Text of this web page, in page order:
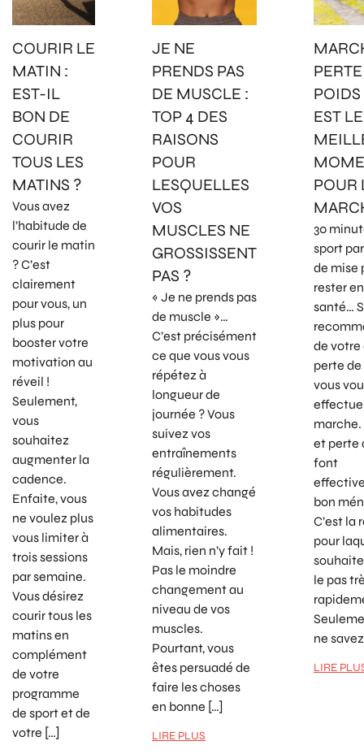
COURIR LE
MATIN :
EST-IL
BON DE
COURIR
TOUS LES
MATINS ?
Vous avez
l’habitude de
courir le matin
? C’est
clairement
pour vous, un
plus pour
booster votre
motivation au
réveil !
Seulement,
vous
souhaitez
augmenter la
cadence.
Enfaite, vous
ne voulez plus
vous limiter à
trois sessions
par semaine.
Vous désirez
courir tous les
matins en
complément
de votre
programme
de sport et de
votre […]
JE NE
PRENDS PAS
DE MUSCLE :
TOP 4 DES
RAISONS
POUR
LESQUELLES
VOS
MUSCLES NE
GROSSISSENT
PAS ?
« Je ne prends pas
de muscle »…
C’est précisément
ce que vous vous
répétez à
longueur de
journée ? Vous
suivez vos
entraînements
régulièrement.
Vous avez changé
vos habitudes
alimentaires.
Mais, rien n’y fait !
Pas le moindre
changement au
niveau de vos
muscles.
Pourtant, vous
êtes persuadé de
faire les choses
en bonne […]
LIRE PLUS
EST LE
POUR
30
sport
de mise
rester
santé…
de
perte de
vous
et perte
font
bon
C’est la
pour
le pas
ne
LIRE